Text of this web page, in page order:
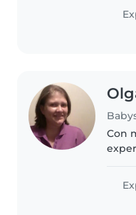
de
Con
con